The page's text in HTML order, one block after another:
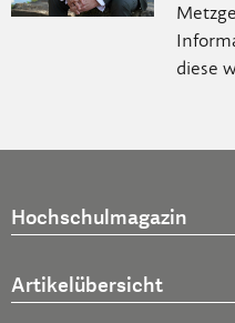
diese
Hochschulmagazin
Artikelübersicht